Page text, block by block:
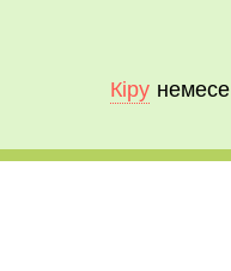
Кіру немесе